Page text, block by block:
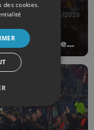
16/03/2026
fois avec les
des cookies.